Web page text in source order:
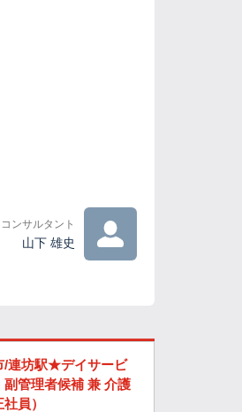
コンサルタント
山下 雄史
連坊駅★デイサービ
副管理者候補 兼 介護
員）